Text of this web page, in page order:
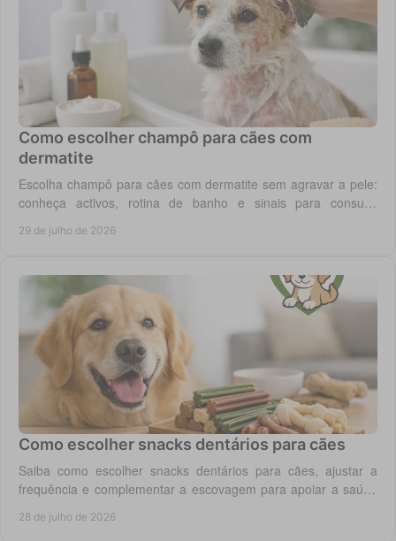
Como escolher champô para cães com
dermatite
Escolha champô para cães com dermatite sem agravar a pele:
conheça activos, rotina de banho e sinais para consulta
29 de julho de 2026
Como escolher snacks dentários para cães
Saiba como escolher snacks dentários para cães, ajustar a
frequência e complementar a escovagem para apoiar a saúde
28 de julho de 2026